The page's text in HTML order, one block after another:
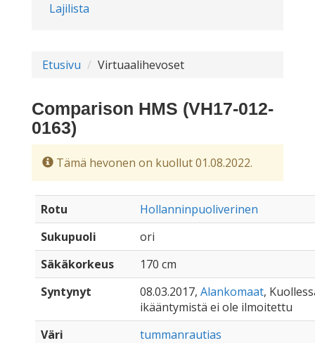
Lajilista
Etusivu Virtuaalihevoset
Comparison HMS (VH17-012-
0163)
Tämä hevonen on kuollut 01.08.2022.
Rotu
Hollanninpuoliverinen
Sukupuoli
ori
Säkäkorkeus
170 cm
Syntynyt
08.03.2017, Alankomaat,
ikääntymistä ei ole ilmoitettu
Väri
tummanrautias